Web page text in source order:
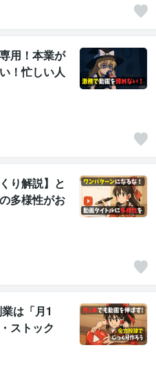
用！本業が
！忙しい人
す
り解説】と
多様性がお
由を解説し
は「月1
ストック
ルを伸ばす